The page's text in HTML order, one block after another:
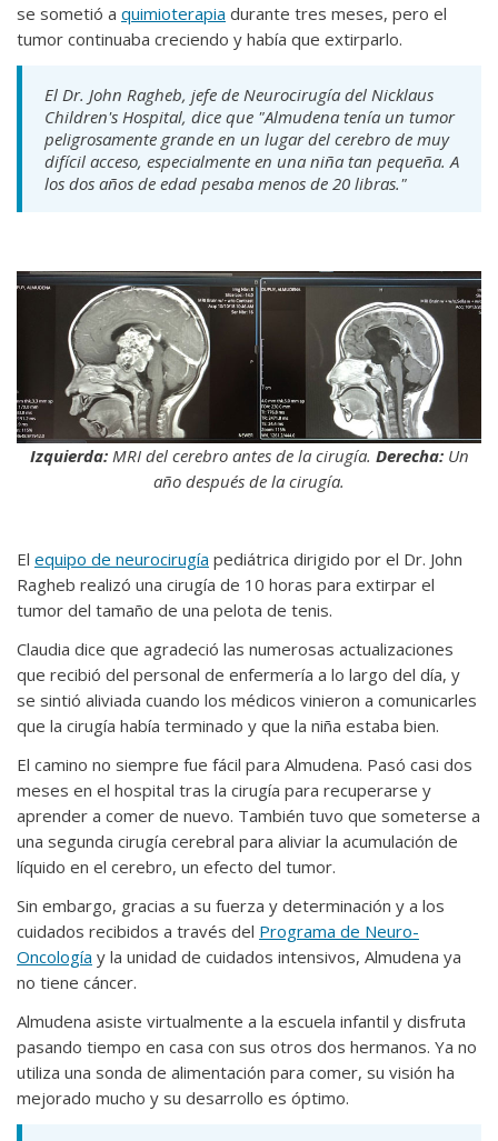
se sometió a quimioterapia durante tres meses, pero el
tumor continuaba creciendo y había que extirparlo.
El Dr. John Ragheb, jefe de Neurocirugía del Nicklaus
Children's Hospital, dice que "Almudena tenía un tumor
peligrosamente grande en un lugar del cerebro de muy
difícil acceso, especialmente en una niña tan pequeña. A
los dos años de edad pesaba menos de 20 libras."
Izquierda: MRI del cerebro antes de la cirugía. Derecha:Un
año después de la cirugía.
El equipo de neurocirugía pediátrica dirigido por el Dr. John
Ragheb realizó una cirugía de 10 horas para extirpar el
tumor del tamaño de una pelota de tenis.
Claudia dice que agradeció las numerosas actualizaciones
que recibió del personal de enfermería a lo largo del día, y
se sintió aliviada cuando los médicos vinieron a comunicarles
que la cirugía había terminado y que la niña estaba bien.
El camino no siempre fue fácil para Almudena. Pasó casi dos
meses en el hospital tras la cirugía para recuperarse y
aprender a comer de nuevo. También tuvo que someterse a
una segunda cirugía cerebral para aliviar la acumulación de
líquido en el cerebro, un efecto del tumor.
Sin embargo, gracias a su fuerza y determinación y a los
cuidados recibidos a través del Programa de Neuro-
Oncología y la unidad de cuidados intensivos, Almudena ya
no tiene cáncer.
Almudena asiste virtualmente a la escuela infantil y disfruta
pasando tiempo en casa con sus otros dos hermanos. Ya no
utiliza una sonda de alimentación para comer, su visión ha
mejorado mucho y su desarrollo es óptimo.